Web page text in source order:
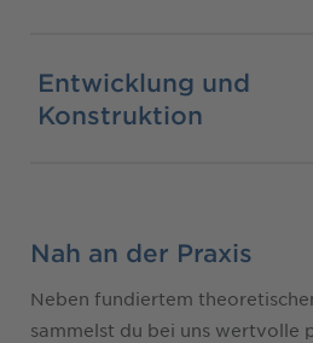
Entwicklung und
Konstruktion
Nah an der Praxis
Neben fundiertem
sammelst du bei uns wertvolle